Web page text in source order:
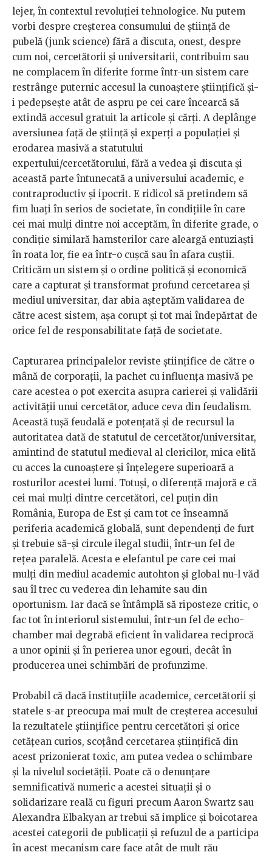
lejer, în contextul revoluției tehnologice. Nu putem
vorbi despre creșterea consumului de știință de
pubelă (junk science) fără a discuta, onest, despre
cum noi, cercetătorii și universitarii, contribuim sau
ne complacem în diferite forme într-un sistem care
restrânge puternic accesul la cunoaștere științifică și-
i pedepsește atât de aspru pe cei care încearcă să
extindă accesul gratuit la articole și cărți. A deplânge
aversiunea față de știință și experți a populației și
erodarea masivă a statutului
expertului/cercetătorului, fără a vedea și discuta și
această parte întunecată a universului academic, e
contraproductiv și ipocrit. E ridicol să pretindem să
fim luați în serios de societate, în condițiile în care
cei mai mulți dintre noi acceptăm, în diferite grade, o
condiție similară hamsterilor care aleargă entuziaști
în roata lor, fie ea într-o cușcă sau în afara cuștii.
Criticăm un sistem și o ordine politică și economică
care a capturat și transformat profund cercetarea și
mediul universitar, dar abia așteptăm validarea de
către acest sistem, așa corupt și tot mai îndepărtat de
orice fel de responsabilitate față de societate.
Capturarea principalelor reviste științifice de către o
mână de corporații, la pachet cu influența masivă pe
care acestea o pot exercita asupra carierei și validării
activității unui cercetător, aduce ceva din feudalism.
Această tușă feudală e potențată și de recursul la
autoritatea dată de statutul de cercetător/universitar,
amintind de statutul medieval al clericilor, mica elită
cu acces la cunoaștere și înțelegere superioară a
rosturilor acestei lumi. Totuși, o diferență majoră e că
cei mai mulți dintre cercetători, cel puțin din
România, Europa de Est și cam tot ce înseamnă
periferia academică globală, sunt dependenți de furt
și trebuie să-și circule ilegal studii, într-un fel de
rețea paralelă. Acesta e elefantul pe care cei mai
mulți din mediul academic autohton și global nu-l văd
sau îl trec cu vederea din lehamite sau din
oportunism. Iar dacă se întâmplă să riposteze critic, o
fac tot în interiorul sistemului, într-un fel de echo-
chamber mai degrabă eficient în validarea reciprocă
a unor opinii și în perierea unor egouri, decât în
producerea unei schimbări de profunzime.
Probabil că dacă instituțiile academice, cercetătorii și
statele s-ar preocupa mai mult de creșterea accesului
la rezultatele științifice pentru cercetători și orice
cetățean curios, scoțând cercetarea științifică din
acest prizonierat toxic, am putea vedea o schimbare
și la nivelul societății. Poate că o denunțare
semnificativă numeric a acestei situații și o
solidarizare reală cu figuri precum Aaron Swartz sau
Alexandra Elbakyan ar trebui să implice și boicotarea
acestei categorii de publicații și refuzul de a participa
în acest mecanism care face atât de mult rău